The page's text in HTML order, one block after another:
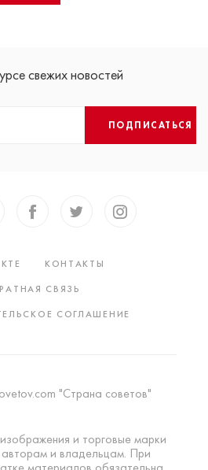
свежих новостей
ПОДПИСАТЬСЯ
КОНТАКТЫ
СВЯЗЬ
СОГЛАШЕНИЕ
"Страна советов"
и торговые марки
и владельцам. При